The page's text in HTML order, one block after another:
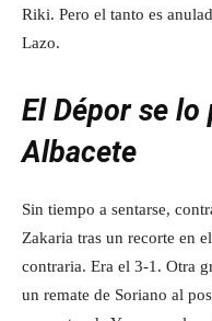
Riki. Pero el tanto es
Lazo.
El Dépor se lo
Albacete
Sin tiempo a sentarse,
Zakaria tras un recorte en
contraria. Era el 3-1. Otra
un remate de Soriano al